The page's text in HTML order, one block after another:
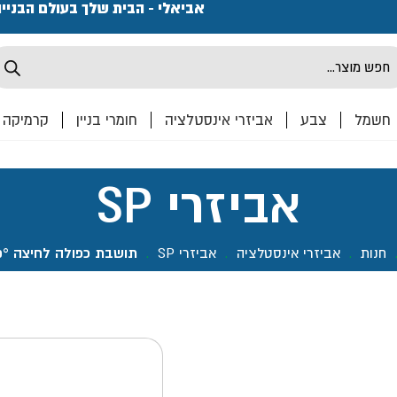
אביאלי - הבית שלך בעולם
חשמל צבע אביזרי אינסטלציה חומרי בניין קרמיקה
אביזרי SP
חנות . אביזרי אינסטלציה . אביזרי SP . תושבת כפולה לחיצה 90°- SP